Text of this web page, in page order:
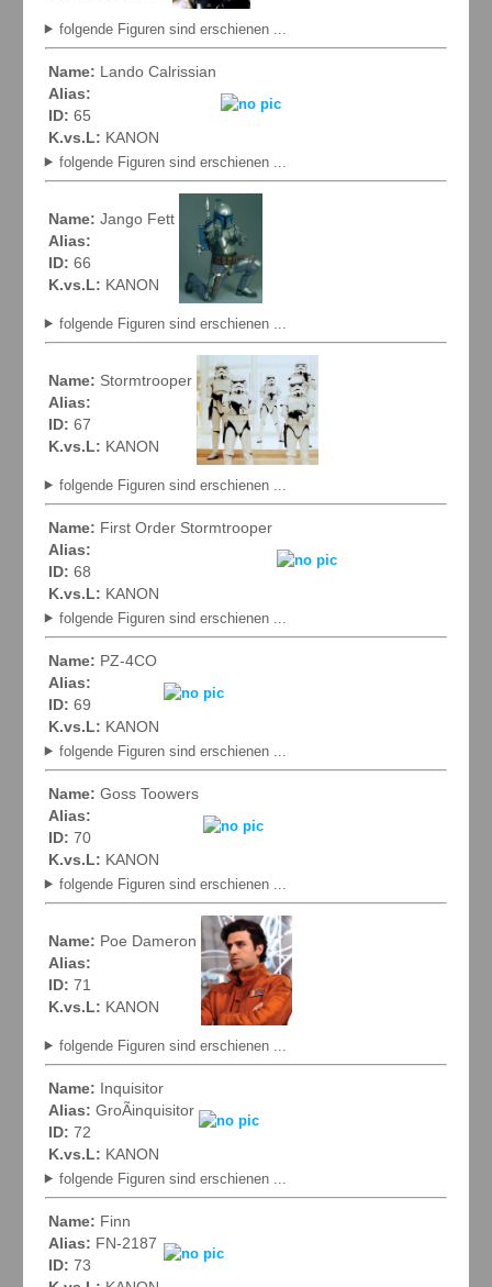
folgende Figuren sind erschienen ...
Name: Lando Calrissian
Alias:
ID: 65
K.vs.L: KANON
folgende Figuren sind erschienen ...
Name: Jango Fett
Alias:
ID: 66
K.vs.L: KANON
folgende Figuren sind erschienen ...
Name: Stormtrooper
Alias:
ID: 67
K.vs.L: KANON
folgende Figuren sind erschienen ...
Name: First Order Stormtrooper
Alias:
ID: 68
K.vs.L: KANON
folgende Figuren sind erschienen ...
Name: PZ-4CO
Alias:
ID: 69
K.vs.L: KANON
folgende Figuren sind erschienen ...
Name: Goss Toowers
Alias:
ID: 70
K.vs.L: KANON
folgende Figuren sind erschienen ...
Name: Poe Dameron
Alias:
ID: 71
K.vs.L: KANON
folgende Figuren sind erschienen ...
Name: Inquisitor
Alias: GroÃinquisitor
ID: 72
K.vs.L: KANON
folgende Figuren sind erschienen ...
Name: Finn
Alias: FN-2187
ID: 73